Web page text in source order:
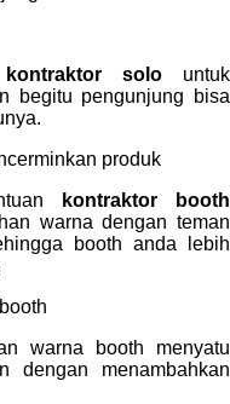
kontraktor solo untuk
begitu pengunjung bisa
produk
kontraktor booth
warna dengan teman
booth anda lebih
warna booth menyatu
dengan menambahkan